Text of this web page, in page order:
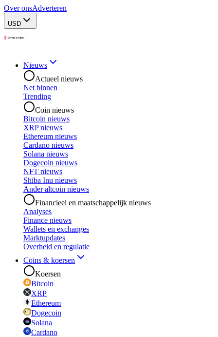
Over onsAdverteren
USD
Nieuws
Actueel nieuws
Net binnen
Trending
Coin nieuws
Bitcoin nieuws
XRP nieuws
Ethereum nieuws
Cardano nieuws
Solana nieuws
Dogecoin nieuws
NFT nieuws
Shiba Inu nieuws
Ander altcoin nieuws
Financieel en maatschappelijk nieuws
Analyses
Finance nieuws
Wallets en exchanges
Marktupdates
Overheid en regulatie
Coins & koersen
Koersen
Bitcoin
XRP
Ethereum
Dogecoin
Solana
Cardano